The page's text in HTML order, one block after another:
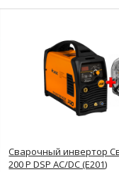
Сварочный инвертор
200 P DSP AC/DC (E201)